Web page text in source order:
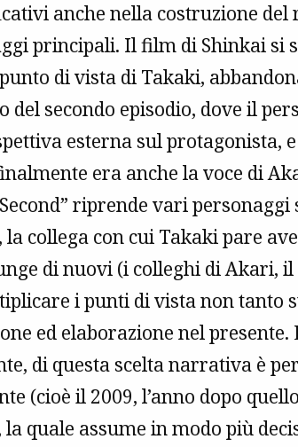
anche nella costruzione del
principali. Il film di Shinkai si
di vista di Takaki,
secondo episodio, dove il
esterna sul protagonista,
era anche la voce di
riprende vari personaggi
collega con cui Takaki pare
di nuovi (i colleghi di Akari,
i punti di vista non tanto
ed elaborazione nel presente.
di questa scelta narrativa è
(cioè il 2009, l’anno dopo
la quale assume in modo più